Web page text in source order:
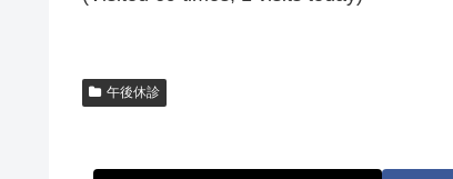
午後休診